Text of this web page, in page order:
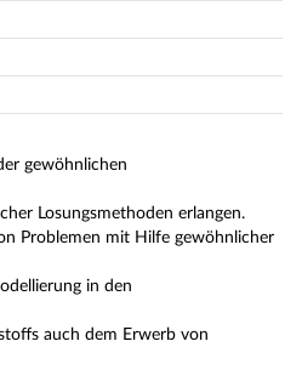
gewöhnlichen
Losungsmethoden erlangen.
Problemen mit Hilfe gewöhnlicher
in den
auch dem Erwerb von